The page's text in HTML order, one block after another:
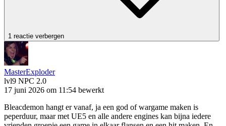
1 reactie verbergen
MasterExploder
lvl9 NPC 2.0
17 juni 2026 om 11:54 bewerkt
Bleacdemon hangt er vanaf, ja een god of wargame maken is
peperduur, maar met UE5 en alle andere engines kan bijna iedere